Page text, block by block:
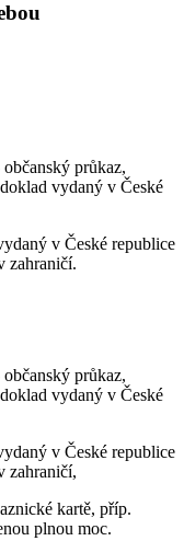
průkaz,
vydaný v České
v České republice
zahraničí.
průkaz,
vydaný v České
v České republice
zahraničí,
kartě, příp.
plnou moc.